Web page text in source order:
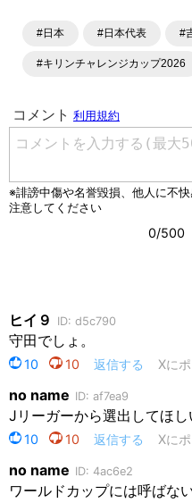
ます。「X」「
#日本 #日本代表 #
#キリンチャレンジカップ2026